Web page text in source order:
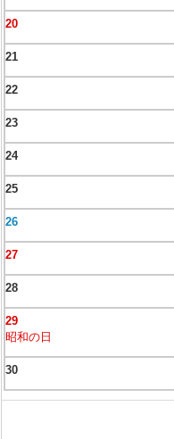
20
21
22
23
24
25
26
27
28
29
昭和の日
30